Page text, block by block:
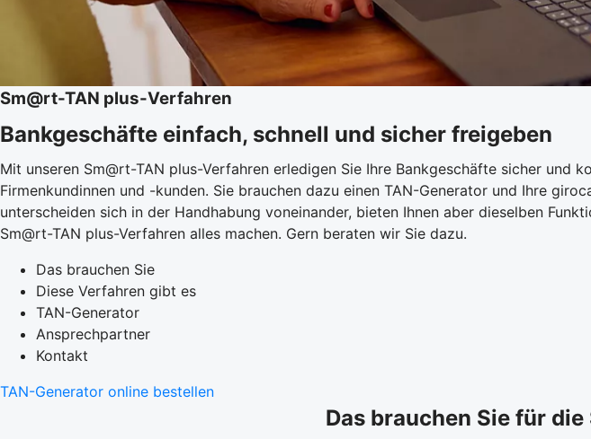
Sm@rt-TAN plus-Verfahren
Bankgeschäfte einfach, schnell und sicher freigeben
Mit unseren Sm@rt-TAN plus-Verfahren erledigen Sie Ihre Bankgeschäfte sicher
Firmenkundinnen und -kunden. Sie brauchen dazu einen TAN-Generator und Ihre
unterscheiden sich in der Handhabung voneinander, bieten Ihnen aber dieselben
Sm@rt-TAN plus-Verfahren alles machen. Gern beraten wir Sie dazu.
Das brauchen Sie
Diese Verfahren gibt es
TAN-Generator
Ansprechpartner
Kontakt
TAN-Generator online bestellen
Das brauchen Sie für